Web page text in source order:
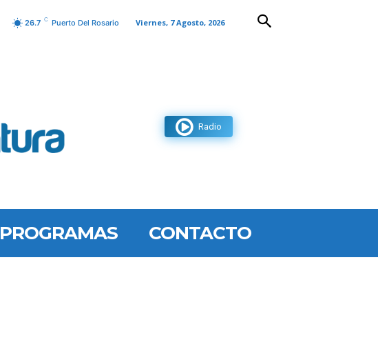
26.7 C Puerto Del Rosario Viernes, 7 Agosto, 2026
Radio
PROGRAMAS CONTACTO